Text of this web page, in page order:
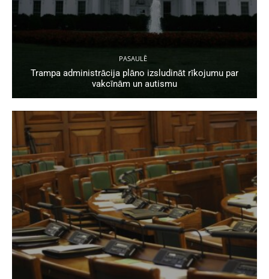
PASAULĒ
Trampa administrācija plāno izsludināt rīkojumu par
vakcīnām un autismu